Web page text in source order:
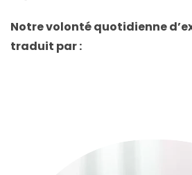
Notre volonté quotidienne
traduit par :